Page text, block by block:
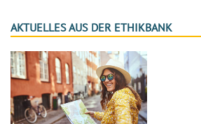
AKTUELLES AUS DER ETHIKBANK